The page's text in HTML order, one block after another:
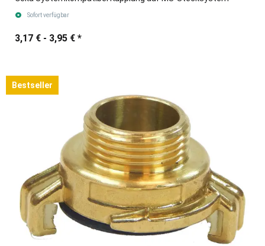
Sofort verfügbar
3,17 € - 3,95 € *
Bestseller